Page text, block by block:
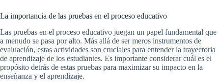
La importancia de las pruebas en el proceso educativo
Las pruebas en el proceso educativo juegan un papel fundamental que
a menudo se pasa por alto. Más allá de ser meros instrumentos de
evaluación, estas actividades son cruciales para entender la trayectoria
de aprendizaje de los estudiantes. Es importante considerar cuál es el
propósito detrás de estas pruebas para maximizar su impacto en la
enseñanza y el aprendizaje.